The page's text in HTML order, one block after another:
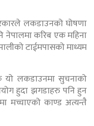
लकडाउनको घोषणा
करिब एक महिना
टाईमपासको माध्यम
यो लकडाउनमा सुचनाको
हुदा झगडाहरु पनि हुन
काण्ड अत्यन्तै